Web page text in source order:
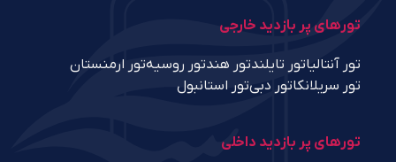
تورهای پر بازدید خارجی
تور آنتالیاتور تایلندتور هندتور روسیهتور ارمنستان
تور سریلانکاتور دبیتور استانبول
تورهای پر بازدید داخلی